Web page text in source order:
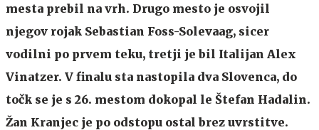
mesta prebil na vrh. Drugo mesto je osvojil
njegov rojak Sebastian Foss-Solevaag, sicer
vodilni po prvem teku, tretji je bil Italijan Alex
Vinatzer. V finalu sta nastopila dva Slovenca, do
točk se je s 26. mestom dokopal le Štefan Hadalin.
Žan Kranjec je po odstopu ostal brez uvrstitve.